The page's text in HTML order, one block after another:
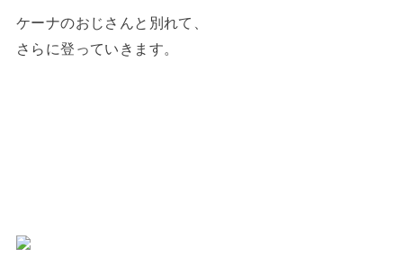
ケーナのおじさんと別れて、
さらに登っていきます。